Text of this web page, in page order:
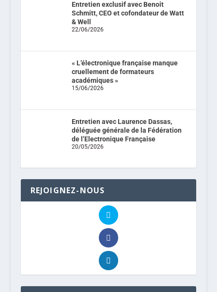
Entretien exclusif avec Benoit
Schmitt, CEO et cofondateur de Watt
& Well
22/06/2026
« L’électronique française manque
cruellement de formateurs
académiques »
15/06/2026
Entretien avec Laurence Dassas,
déléguée générale de la Fédération
de l’Electronique Française
20/05/2026
REJOIGNEZ-NOUS